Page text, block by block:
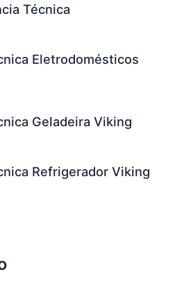
Técnica
Eletrodomésticos
Geladeira Viking
Refrigerador Viking